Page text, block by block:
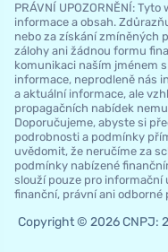
PRÁVNÍ UPOZORNĚNÍ:
informace a obsah.
nebo za získání zmíněných
zálohy ani žádnou formu
komunikaci naším jménem
informace, neprodleně nás
a aktuální informace, ale
propagačních nabídek
Doporučujeme, abyste si
podrobnosti a podmínky
uvědomit, že neručíme za
podmínky nabízené
slouží pouze pro informační
finanční, právní ani odborné
Copyright © 2026 CNPJ: